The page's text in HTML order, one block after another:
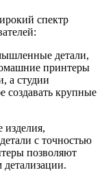
спектр
детали,
принтеры
а студии
создавать крупные
с точностью
позволяют
детализации.